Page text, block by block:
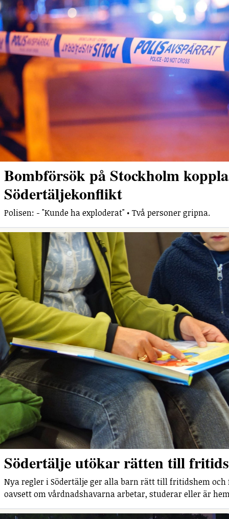
Bombförsök på Stockholm
Södertäljekonflikt
Polisen: - "Kunde ha exploderat" • Två personer gripna.
Södertälje utökar rätten till
Nya regler i Södertälje ger alla barn rätt till fritidshem
oavsett om vårdnadshavarna arbetar, studerar eller är